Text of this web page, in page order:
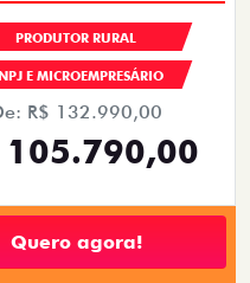
PRODUTOR RURAL
E MICROEMPRESÁRIO
R$ 132.990,00
105.790,00
Quero agora!